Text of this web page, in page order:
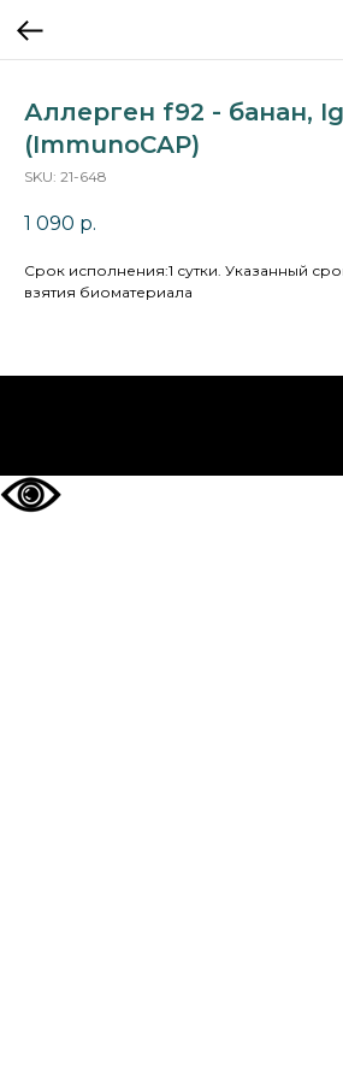
Аллерген f92 - банан,
(ImmunoCAP)
SKU: 21-648
1 090 р.
Cрок исполнения:1 сутки. Указанный
взятия биоматериала